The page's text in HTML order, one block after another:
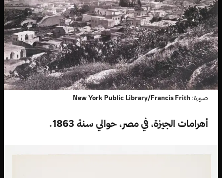
صورة: New York Public Library/Francis Frith
أهرامات الجيزة، في مصر، حوالي سنة 1863.